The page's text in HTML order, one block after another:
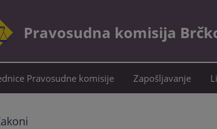
Pravosudna komisija
Pravosudne komisije Zapošljavanje